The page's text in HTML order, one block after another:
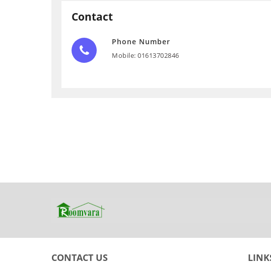
Contact
Phone Number
Mobile: 01613702846
CONTACT US